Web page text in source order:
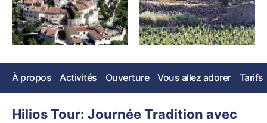
À propos Activités Ouverture Vous allez adorer Tarifs
Hilios Tour: Journée Tradition avec